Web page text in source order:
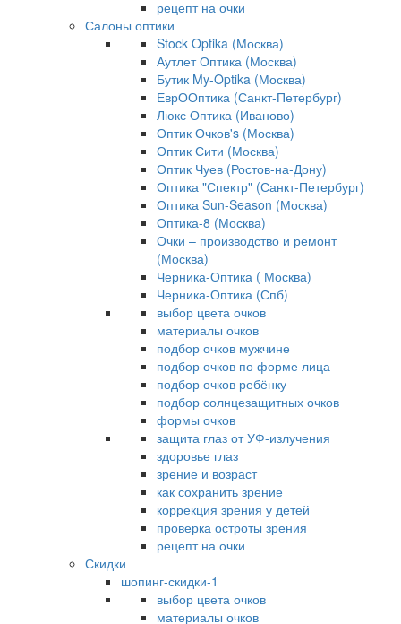
рецепт на очки
Салоны оптики
Stock Optika (Москва)
Аутлет Оптика (Москва)
Бутик My-Optika (Москва)
ЕврООптика (Санкт-Петербург)
Люкс Оптика (Иваново)
Оптик Очков's (Москва)
Оптик Сити (Москва)
Оптик Чуев (Ростов-на-Дону)
Оптика "Спектр" (Санкт-Петербург)
Оптика Sun-Season (Москва)
Оптика-8 (Москва)
Очки – производство и ремонт
(Москва)
Черника-Оптика ( Москва)
Черника-Оптика (Спб)
выбор цвета очков
материалы очков
подбор очков мужчине
подбор очков по форме лица
подбор очков ребёнку
подбор солнцезащитных очков
формы очков
защита глаз от УФ-излучения
здоровье глаз
зрение и возраст
как сохранить зрение
коррекция зрения у детей
проверка остроты зрения
рецепт на очки
Скидки
шопинг-скидки-1
выбор цвета очков
материалы очков